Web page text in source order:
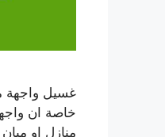
غسيل واجهة
خاصة ان
منازل او